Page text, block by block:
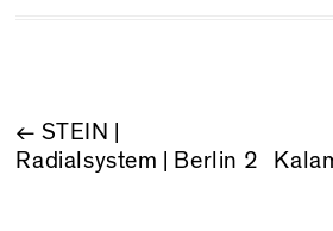
← STEIN |
Radialsystem | Berlin 2